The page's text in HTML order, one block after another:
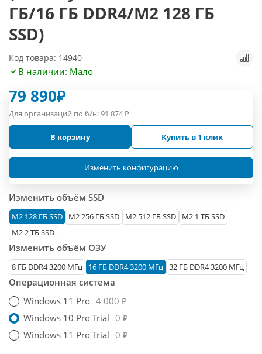
ГБ/16 ГБ DDR4/M2 128 ГБ
SSD)
Код товара: 14940
В наличии: Мало
79 890₽
Для организаций по б/н:91 874₽
В корзину Купить в 1 клик
Изменить конфигурацию
Изменить объём SSD
М2 128 ГБ SSD M2 256 ГБ SSD M2 512 ГБ SSD
M2 1 ТБ SSD
M2 2 ТБ SSD
Изменить объём ОЗУ
8 ГБ DDR4 3200 МГц 16 ГБ DDR4 3200 МГц 32 ГБ DDR4 3200 МГц
Операционная система
Windows 11 Pro 4 000 ₽
Windows 10 Pro Trial 0 ₽
Windows 11 Pro Trial 0 ₽